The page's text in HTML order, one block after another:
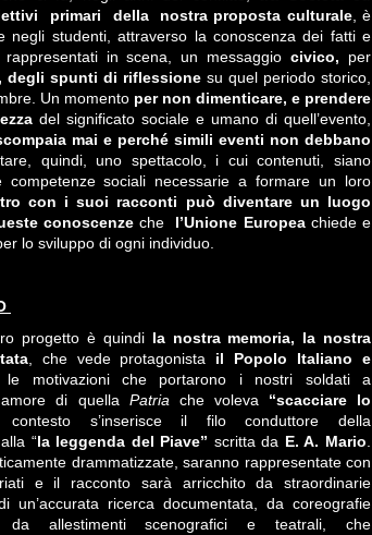
primari della nostra proposta culturale, è
negli studenti, attraverso la conoscenza dei fatti e
in scena, un messaggiocivico, per
degli spunti di riflessione su quel periodo storico,
Un momento per non dimenticare, e prendere
del significato sociale e umano di quell’evento,
mai e perché simili eventi non debbano
quindi, uno spettacolo, i cui contenuti, siano
competenze sociali necessarie a formare un loro
con i suoi racconti può diventare un luogo
conoscenze che l’Unione Europea chiede e
lo sviluppo di ogni individuo.
progetto è quindi la nostra memoria, la nostra
, che vede protagonista il Popolo Italiano e
le motivazioni che portarono i nostri soldati a
di quella Patria che voleva ‘‘scacciare lo
s’inserisce il filo conduttore della
“la leggenda del Piave” scritta da E. A. Mario
drammatizzate, saranno rappresentate con
e il racconto sarà arricchito da straordinarie
un’accurata ricerca documentata, da coreografie
da allestimenti scenografici e teatrali, che